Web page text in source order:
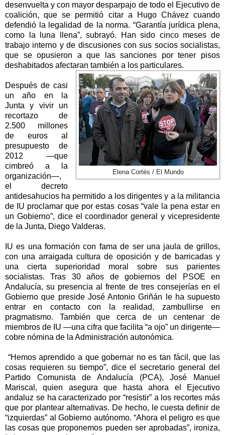
desenvuelta y con mayor desparpajo de todo el Ejecutivo de
coalición, que se permitió citar a Hugo Chávez cuando
defendió la legalidad de la norma. “Garantía jurídica plena,
como la luna llena”, subrayó. Han sido cinco meses de
trabajo interno y de discusiones con sus socios socialistas,
que se opusieron a que las sanciones por tener pisos
deshabitados afectaran también a los particulares.
Elena Cortés / El Mundo
Después de casi
un año en
la
Junta y vivir un
recortazo de
2.500 millones
de euros al
presupuesto de
2012 —que
cimbreó a la
organización—,
el decreto
antidesahucios ha permitido a los dirigentes y a la militancia
de IU proclamar que por estas cosas “vale la pena estar en
un Gobierno”, dice el coordinador general y vicepresidente
de la Junta, Diego Valderas.
IU es una formación con fama de ser una jaula de grillos,
con una arraigada cultura de oposición y de barricadas y
una cierta superioridad moral sobre sus parientes
socialistas. Tras 30 años de gobiernos del PSOE en
Andalucía, su presencia al frente de tres consejerías en el
Gobierno que preside José Antonio Griñán le ha supuesto
entrar en contacto con la realidad, zambullirse en
pragmatismo. También que cerca de un centenar de
miembros de IU —una cifra que facilita “a ojo” un dirigente—
cobre nómina de la Administración autonómica.
“Hemos aprendido a que gobernar no es tan fácil, que las
cosas requieren su tiempo”, dice el secretario general del
Partido Comunista de Andalucía (PCA), José Manuel
Mariscal, quien asegura que hasta ahora el Ejecutivo
andaluz se ha caracterizado por “resistir” a los recortes más
que por plantear alternativas. De hecho, le cuesta definir de
“izquierdas” al Gobierno autónomo. “Ahora el peligro es que
las cosas que proponemos pueden ser aprobadas”, ironiza,